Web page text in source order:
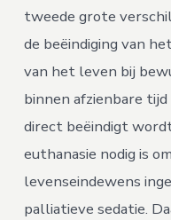
tweede grote
de beëindiging van
van het leven bij
binnen afzienbare
direct beëindigt
euthanasie nodig is
levenseindewens
palliatieve sedatie.